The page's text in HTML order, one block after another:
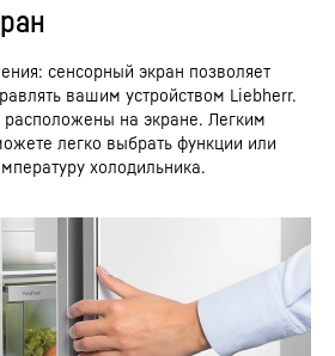
сенсорный экран позволяет
вашим устройством Liebherr.
расположены на экране. Легким
легко выбрать функции или
холодильника.